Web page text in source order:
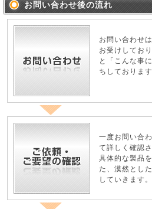
お問い合わせ後の流れ
お問い合わせ
お受けしてお
と「こんな事
ちしておりま
一度お問い合
て詳しく確認
具体的な製品
た、漠然とし
していきます。